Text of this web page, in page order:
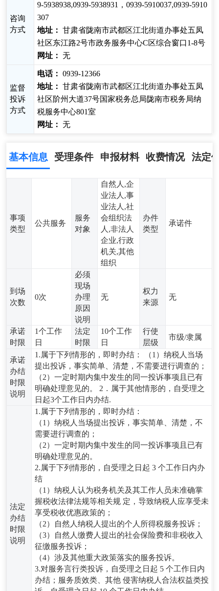
咨询
方式
9-5938938,0939-5938931，0939-5910037,0939-5910
307
地址： 甘肃省陇南市武都区江北街道办事处五凤
社区东江路2号市政务服务中心C区综合窗口1-8号
网址： 无
监督
投诉
方式
电话： 0939-12366
地址： 甘肃省陇南市武都区江北街道办事处五凤
社区阶州大道37号国家税务总局陇南市税务局纳
税服务中心801室
网址： 无
基本信息 受理条件 申报材料 收费情况 法定
事项
类型
公共服务
服务
对象
自然人,企
业法人,事
业法人,社
会组织法
人,非法人
企业,行政
机关,其他
组织
办件
类型
承诺件
到场
次数
0次
必须
现场
办理
原因
说明
无
权力
来源
无
承诺
时限
1个工作
日
法定
时限
10个工作
日
行使
层级
市级/隶属
承诺
办结
时限
说明
1.属于下列情形的，即时办结： （1）纳税人当场
提出投诉，事实简单、清楚，不需要进行调查的；
（2）一定时期内集中发生的同一投诉事项且已有
明确处理意见的。 2．属于其他情形的，自受理之
日起3个工作日内办结.
法定
办结
时限
说明
1.属于下列情形的，即时办结：
（1）纳税人当场提出投诉，事实简单、清楚，不
需要进行调查的；
（2）一定时期内集中发生的同一投诉事项且已有
明确处理意见的。
2.属于下列情形的，自受理之日起 3 个工作日内办
结
（1）纳税人认为税务机关及其工作人员未准确掌
握税收法律法规等相关规 定，导致纳税人应享受未
享受税收优惠政策的；
（2）自然人纳税人提出的个人所得税服务投诉；
（3）自然人缴费人提出的社会保险费和非税收入
征缴服务投诉；
（4）涉及其他重大政策落实的服务投诉。
3.对服务言行类投诉，自受理之日起 5 个工作日内
办结；服务质效类、其他 侵害纳税人合法权益类投